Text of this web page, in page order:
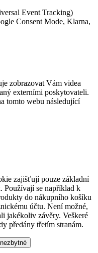
Event Tracking)
Consent Mode, Klarna,
zobrazovat Vám videa
externími poskytovateli.
tomto webu následující
zajišťují pouze základní
Používají se například k
do nákupního košíku
účtu. Není možné,
jakékoliv závěry. Veškeré
předány třetím stranám.